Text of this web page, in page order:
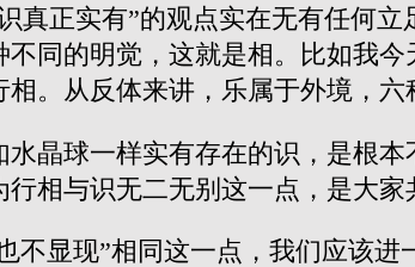
真正实有”的观点实在无有任何
同的明觉，这就是相。比如我
。从反体来讲，乐属于外境，
晶球一样实有存在的识，是根
相与识无二无别这一点，是大家
不显现”相同这一点，我们应该